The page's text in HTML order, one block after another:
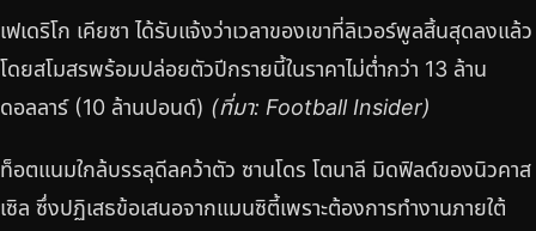
เฟเดริโก เคียซา ได้รับแจ้งว่าเวลาของเขาที่ลิเวอร์พูลสิ้นสุดลงแล้ว
โดยสโมสรพร้อมปล่อยตัวปีกรายนี้ในราคาไม่ต่ำกว่า 13 ล้าน
ดอลลาร์ (10 ล้านปอนด์) (ที่มา: Football Insider)
ท็อตแนมใกล้บรรลุดีลคว้าตัว ซานโดร โตนาลี มิดฟิลด์ของนิวคาส
เซิล ซึ่งปฏิเสธข้อเสนอจากแมนซิตี้เพราะต้องการทำงานภายใต้